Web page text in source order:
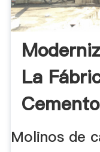
La
Cemento
Molinos de